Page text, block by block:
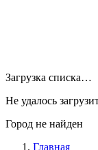
Загрузка списка…
Не удалось
Город не найден
Главная